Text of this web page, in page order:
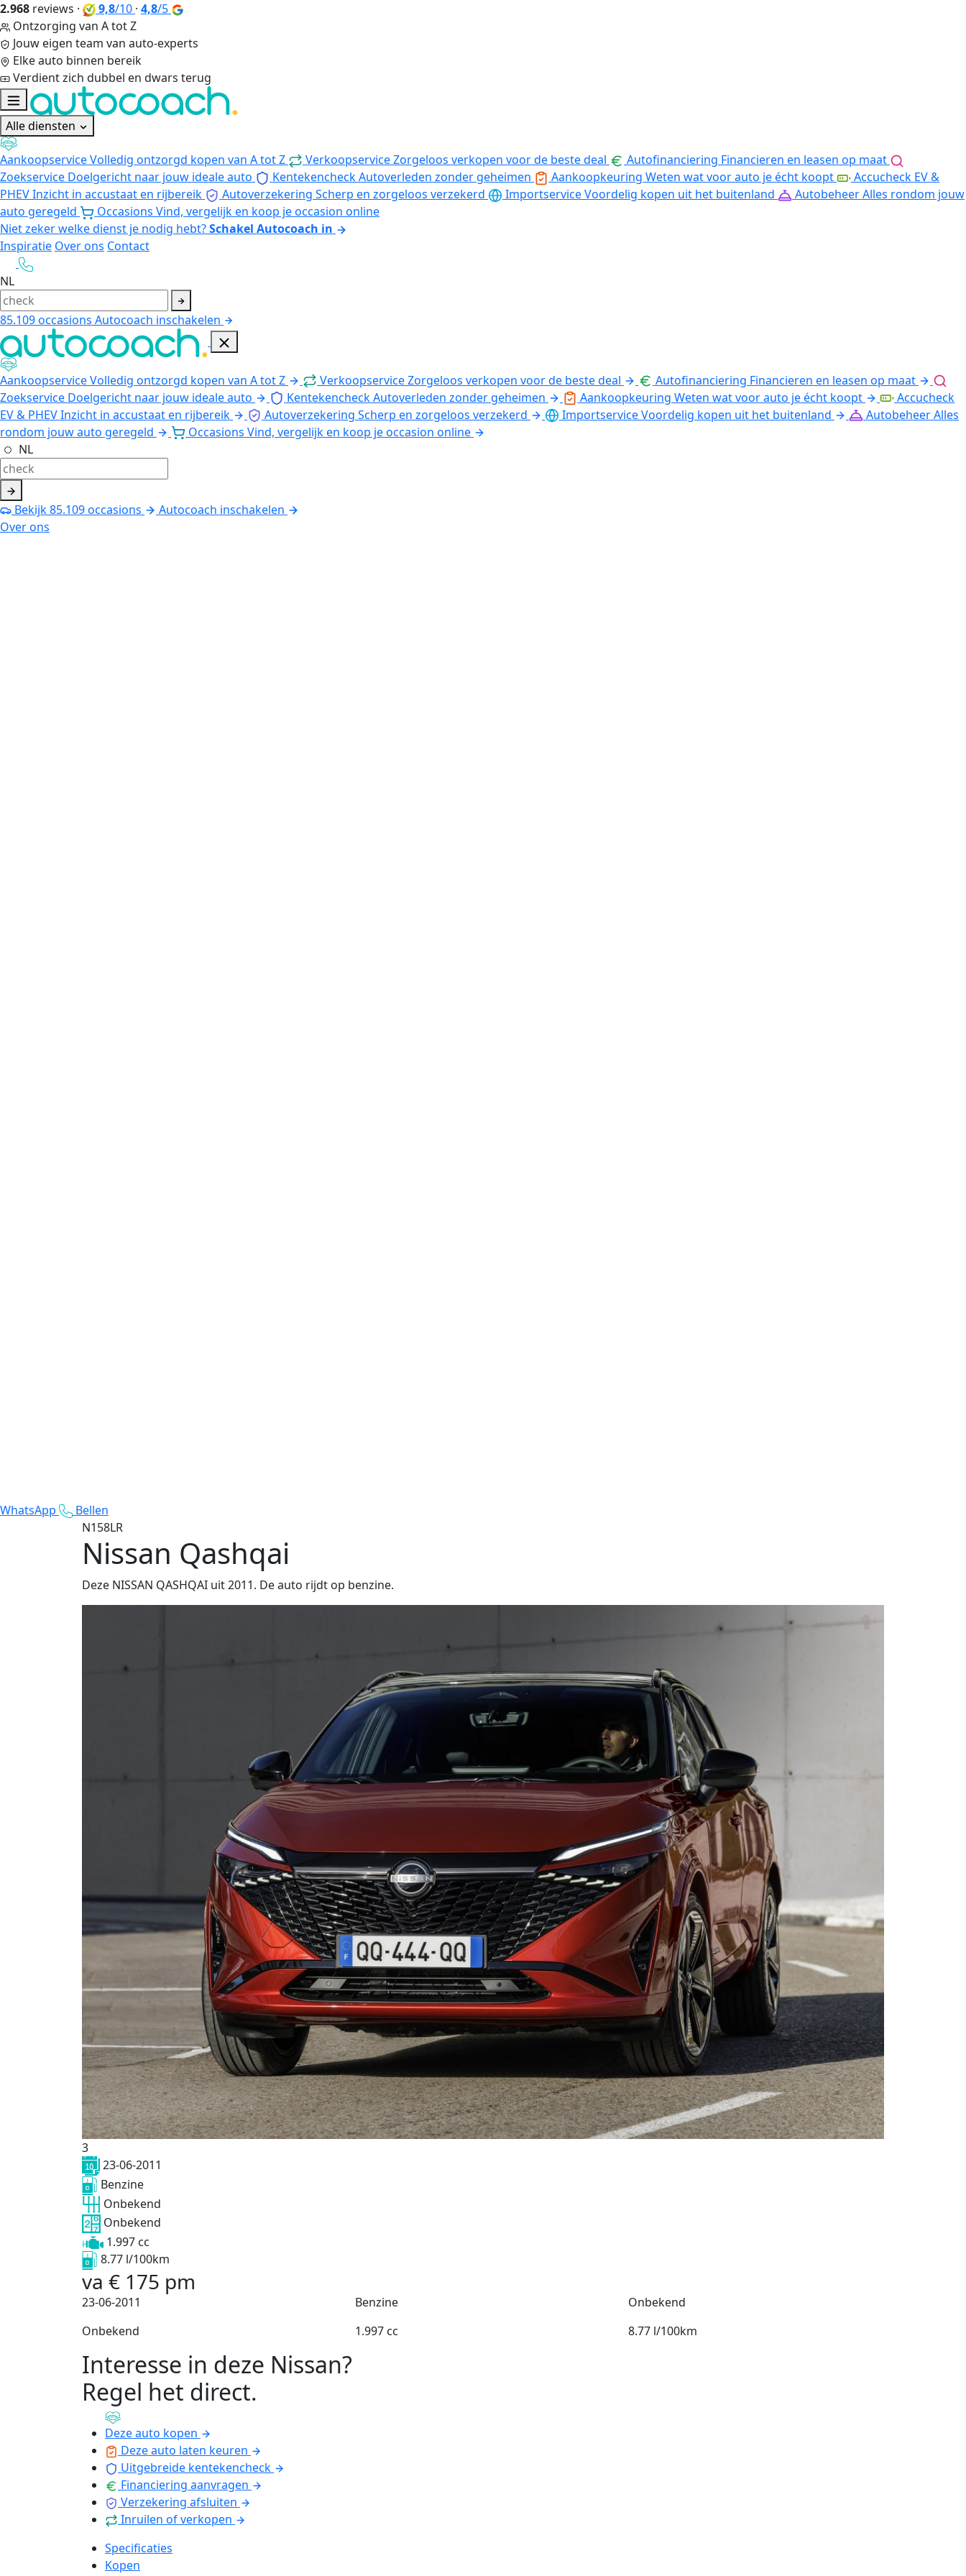
2.968 reviews · 9,8/10 · 4,8/5
Ontzorging van A tot Z
Jouw eigen team van auto-experts
Elke auto binnen bereik
Verdient zich dubbel en dwars terug
Alle diensten
AankoopserviceVolledig ontzorgd kopen van A tot Z VerkoopserviceZorgeloos verkopen voor de beste deal Autofinanciering Financieren en leasen op maat
Zoekservice Doelgericht naar jouw ideale auto KentekencheckAutoverleden zonder geheimen Aankoopkeuring Weten wat voor auto je écht koopt
Accucheck EV &
PHEVInzicht in accustaat en rijbereik Autoverzekering Scherp en zorgeloos verzekerd ImportserviceVoordelig kopen uit het buitenland AutobeheerAlles rondom jouw
auto geregeld
Occasions Vind, vergelijk en koop je occasion online
Niet zeker welke dienst je nodig hebt?Schakel Autocoach in
Inspiratie Over ons Contact
NL
85.109occasions Autocoach inschakelen
AankoopserviceVolledig ontzorgd kopen van A tot Z VerkoopserviceZorgeloos verkopen voor de beste deal Autofinanciering Financieren en leasen op maat
Zoekservice Doelgericht naar jouw ideale auto KentekencheckAutoverleden zonder geheimen Aankoopkeuring Weten wat voor auto je écht koopt
Accucheck
EV & PHEVInzicht in accustaat en rijbereik Autoverzekering Scherp en zorgeloos verzekerd ImportserviceVoordelig kopen uit het buitenland AutobeheerAlles
rondom jouw auto geregeld
Occasions Vind, vergelijk en koop je occasion online
NL
Bekijk85.109occasions
Autocoach inschakelen
Over ons
WhatsApp
Bellen
N158LR
Nissan Qashqai
Deze NISSAN QASHQAI uit 2011. De auto rijdt op benzine.
3
23-06-2011
Benzine
Onbekend
Onbekend
1.997 cc
8.77 l/100km
va € 175 pm
23-06-2011 Benzine
Onbekend
Onbekend
1.997 cc 8.77 l/100km
Interesse in deze Nissan?
Regel het direct.
Deze auto kopen
Deze auto laten keuren
Uitgebreide kentekencheck
Financiering aanvragen
Verzekering afsluiten
Inruilen of verkopen
Specificaties
Kopen